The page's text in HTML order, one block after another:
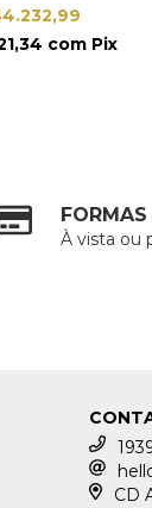
com Pix
À vista ou
CD